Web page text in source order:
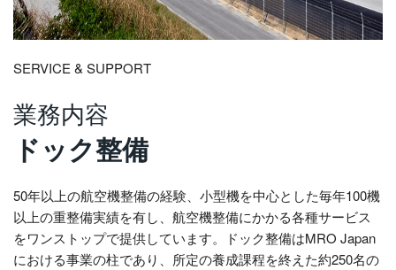
SERVICE & SUPPORT
業務内容
ドック整備
50年以上の航空機整備の経験、小型機を中心とした毎年100機
以上の重整備実績を有し、航空機整備にかかる各種サービス
をワンストップで提供しています。ドック整備はMRO Japan
における事業の柱であり、所定の養成課程を終えた約250名の